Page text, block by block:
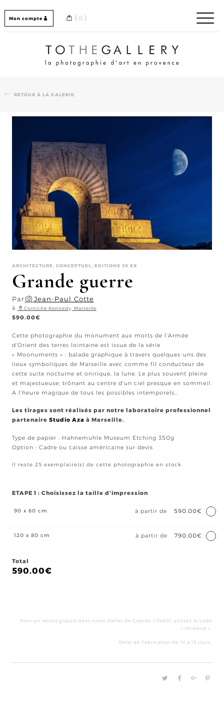
Mon compte 0
Home / Accueil
RETOUR À LA GALERIE
ARCHITECTURE, CONCEPTUEL, EDITIONS 30 EX
Grande guerre
Par Jean-Paul Cotte
à Corniche Kennedy, Marseille
590.00€
Cette photographie du monument aux morts de l’Armée
d’Orient des terres lointaine est issue de la série
« Moonuments » : balade graphique à travers quelques-uns des
lieux symboliques de Marseille avec comme fil conducteur de
cette suite nocturne et onirique, la lune. Le plus souvent pleine
et majestueuse, trônant au centre d’un ciel presque en sommeil.
A l’heure magique de tous les possibles intemporels…
Les tirages sont réalisés par notre laboratoire professionnel
partenaire Studio Aza à Marseille.
Type de papier : Hahnemuhle Museum Etching 350g
Option : Cadre ou caisse américaine sur devis
Il reste 25 exemplaire(s) de cette photographie en stock
ETAPE 1 : Choisissez la taille d'impression
90 x 60 cm à partir de 590.00€
120 x 80 cm à partir de 790.00€
Total
590.00€
Pour un retrait gratuit dans notre atelier de Cabriès (13480) utilisez le code
« localexp ».
Délai de Fabrication de 10 à 15 jours.